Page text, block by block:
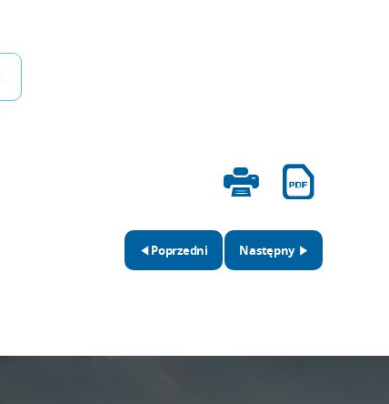
Poprzedni Następny